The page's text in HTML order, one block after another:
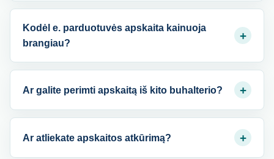
Kodėl e. parduotuvės apskaita kainuoja
brangiau?
+
Ar galite perimti apskaitą iš kito buhalterio? +
Ar atliekate apskaitos atkūrimą? +